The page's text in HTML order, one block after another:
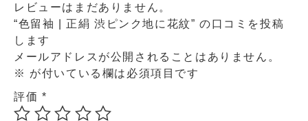
レビューはまだありません。
“色留袖 | 正絹 渋ピンク地に花紋” の口コミを投稿
します
メールアドレスが公開されることはありません。
※ が付いている欄は必須項目です
評価 *